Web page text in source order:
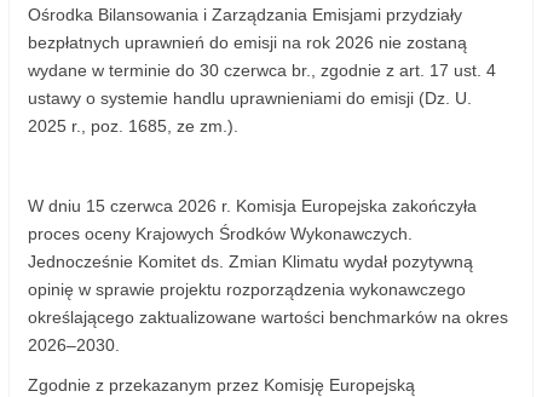
Ośrodka Bilansowania i Zarządzania Emisjami przydziały
bezpłatnych uprawnień do emisji na rok 2026 nie zostaną
wydane w terminie do 30 czerwca br., zgodnie z art. 17 ust. 4
ustawy o systemie handlu uprawnieniami do emisji (Dz. U.
2025 r., poz. 1685, ze zm.).
W dniu 15 czerwca 2026 r. Komisja Europejska zakończyła
proces oceny Krajowych Środków Wykonawczych.
Jednocześnie Komitet ds. Zmian Klimatu wydał pozytywną
opinię w sprawie projektu rozporządzenia wykonawczego
określającego zaktualizowane wartości benchmarków na okres
2026–2030.
Zgodnie z przekazanym przez Komisję Europejską